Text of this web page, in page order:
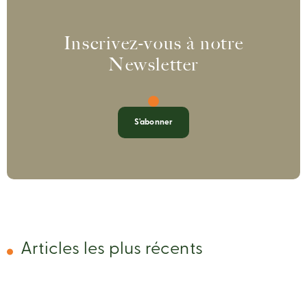
Inscrivez-vous à notre
Newsletter
S'abonner
Articles les plus récents